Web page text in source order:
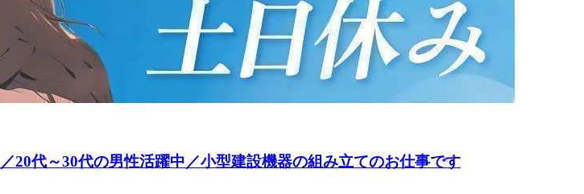
20代～30代の男性活躍中／小型建設機器の組み立てのお仕事です